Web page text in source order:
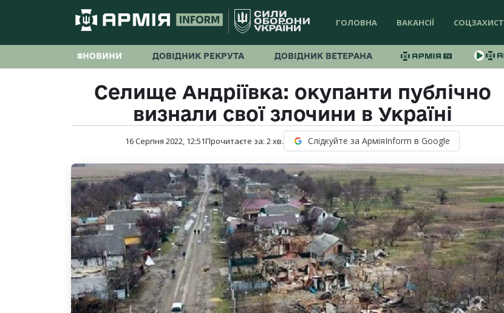
ГОЛОВНА ВАКАНСІЇ СОЦЗАХИСТ
#НОВИНИ ДОВІДНИК РЕКРУТА ДОВІДНИК ВЕТЕРАНА
Селище Андріївка: окупанти публічно
визнали свої злочини в Україні
16 Серпня 2022, 12:51Прочитаєте за: 2хв. Слідкуйте за АрміяInform в Google